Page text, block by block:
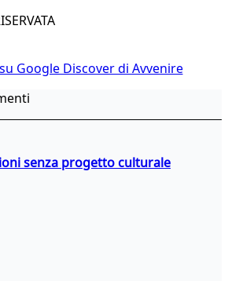
Google Discover di Avvenire
senza progetto culturale